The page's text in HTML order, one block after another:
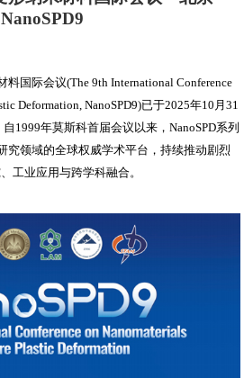
NanoSPD9
国际会议(The 9th International Conference
Deformation, NanoSPD9)已于2025年10月31
1999年莫斯科首届会议以来，NanoSPD系列
究领域的全球权威学术平台，持续推动剧烈
工业应用与跨学科融合。